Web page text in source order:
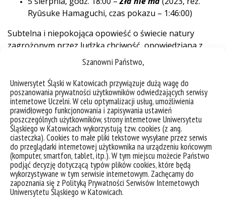
Szanowni Państwo,
Uniwersytet Śląski w Katowicach przywiązuje dużą wagę do
poszanowania prywatności użytkowników odwiedzających serwisy
internetowe Uczelni. W celu optymalizacji usług, umożliwienia
prawidłowego funkcjonowania i zapisywania ustawień
poszczególnych użytkowników, strony internetowe Uniwersytetu
Śląskiego w Katowicach wykorzystują tzw. cookies (z ang.
ciasteczka). Cookies to małe pliki tekstowe wysyłane przez serwis
do przeglądarki internetowej użytkownika na urządzeniu końcowym
(komputer, smartfon, tablet, itp.). W tym miejscu możecie Państwo
podjąć decyzję dotyczącą typów plików cookies, które będą
wykorzystywane w tym serwisie internetowym. Zachęcamy do
zapoznania się z Polityką Prywatności Serwisów Internetowych
Uniwersytetu Śląskiego w Katowicach.
Ryûsuke Hamaguchi, czas pokazu – 1:46:00)
Subtelna i niepokojąca opowieść o świecie natury
zagrożonym przez ludzką chciwość, opowiedziana z
charakterystyczną dla Hamaguchiego poetycką
19 sierpnia, godz. 18:00 –Dream Scenario(2023,
reż. Kristoffer Borgli, czas pokazu – 1:40:00)
Błyskotliwa i absurdalnie zabawna satyra na
współczesną kulturę popularności, mediów
społecznościowych i internetowej sławy.
O projekcie
„Lato na luzie – wakacyjne pikniki kulturalne” to